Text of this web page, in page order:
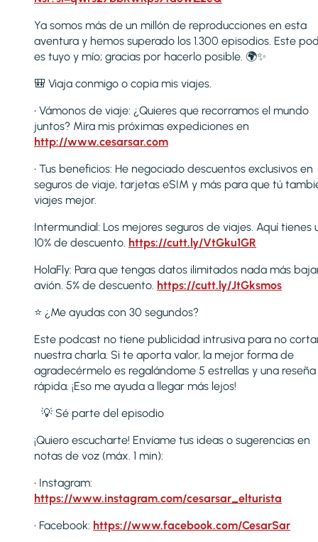
Ya somos más de un millón de reproducciones en esta
aventura y hemos superado los 1.300 episodios. Este
es tuyo y mío; gracias por hacerlo posible. 🌍✨
🎒 Viaja conmigo o copia mis viajes.
• Vámonos de viaje: ¿Quieres que recorramos el mundo
juntos? Mira mis próximas expediciones en
http://www.cesarsar.com
• Tus beneficios: He negociado descuentos exclusivos en
seguros de viaje, tarjetas eSIM y más para que tú
viajes mejor.
Intermundial: Los mejores seguros de viajes. Aquí tienes
10% de descuento. https://cutt.ly/VtGku1GR
HolaFly: Para que tengas datos ilimitados nada más
avión. 5% de descuento. https://cutt.ly/JtGksmos
⭐ ¿Me ayudas con 30 segundos?
Este podcast no tiene publicidad intrusiva para no
nuestra charla. Si te aporta valor, la mejor forma de
agradecérmelo es regalándome 5 estrellas y una reseña
rápida. ¡Eso me ayuda a llegar más lejos!
💡 Sé parte del episodio
¡Quiero escucharte! Envíame tus ideas o sugerencias en
notas de voz (máx. 1 min):
• Instagram:
https://www.instagram.com/cesarsar_elturista
• Facebook: https://www.facebook.com/CesarSar